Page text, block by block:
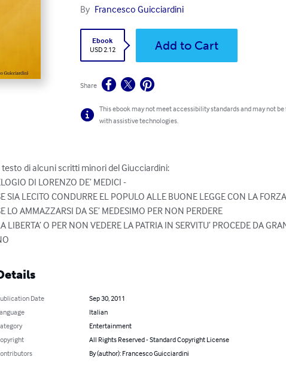
By Francesco Guicciardini
Ebook
USD 2.12
Add to Cart
Share
This ebook may not meet accessibility standards and may not
with assistive technologies.
testo di alcuni scritti minori del Giucciardini:
DI LORENZO DE’ MEDICI -
SIA LECITO CONDURRE EL POPULO ALLE BUONE LEGGE CON LA
LO AMMAZZARSI DA SE’ MEDESIMO PER NON PERDERE
LIBERTA’ O PER NON VEDERE LA PATRIA IN SERVITU’ PROCEDE DA
Date
Sep 30, 2011
Italian
Entertainment
All Rights Reserved - Standard Copyright License
By (author): Francesco Guicciardini